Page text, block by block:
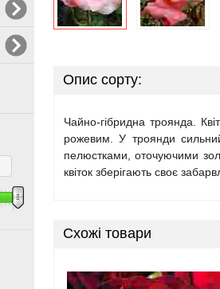
Опис сорту:
Чайно-гібридна троянда.
рожевим. У троянди
пелюстками, оточуючими
квіток зберігають своє
Схожі товари